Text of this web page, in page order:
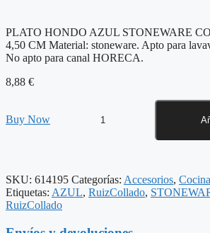
PLATO HONDO AZUL STONEWARE
4,50 CM Material: stoneware. Apto para
No apto para canal HORECA.
8,88 €
Buy Now
PLATO
22
X
SKU: 614195 Categorías: Accesorios, Cocina
Etiquetas: AZUL, RuizCollado,
RuizCollado